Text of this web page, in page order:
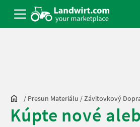
/ Presun Materiálu /Závitovkový
Kúpte nové